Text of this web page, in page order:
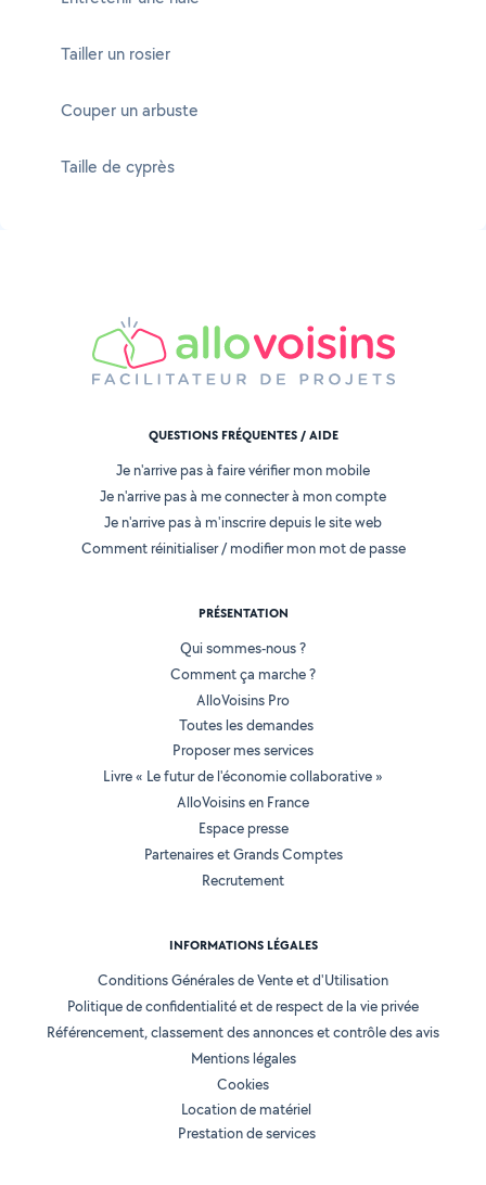
Tailler un rosier
Couper un arbuste
Taille de cyprès
QUESTIONS FRÉQUENTES / AIDE
Je n'arrive pas à faire vérifier mon mobile
Je n'arrive pas à me connecter à mon compte
Je n'arrive pas à m'inscrire depuis le site web
Comment réinitialiser / modifier mon mot de passe
PRÉSENTATION
Qui sommes-nous ?
Comment ça marche ?
AlloVoisins Pro
Toutes les demandes
Proposer mes services
Livre « Le futur de l'économie collaborative »
AlloVoisins en France
Espace presse
Partenaires et Grands Comptes
Recrutement
INFORMATIONS LÉGALES
Conditions Générales de Vente et d'Utilisation
Politique de confidentialité et de respect de la vie privée
Référencement, classement des annonces et contrôle des avis
Mentions légales
Cookies
Location de matériel
Prestation de services